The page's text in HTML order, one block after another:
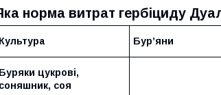
норма витрат гербіциду
Культура Бур’яни
Буряки цукрові,
соняшник, соя